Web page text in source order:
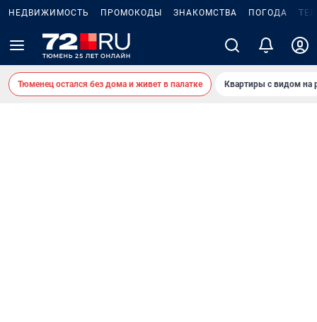
НЕДВИЖИМОСТЬ ПРОМОКОДЫ ЗНАКОМСТВА ПОГОДА
Тюменец остался без дома и живет в палатке Квартиры с видом на